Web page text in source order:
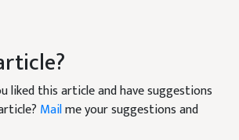
liked this article and have suggestions
Mailme your suggestions and